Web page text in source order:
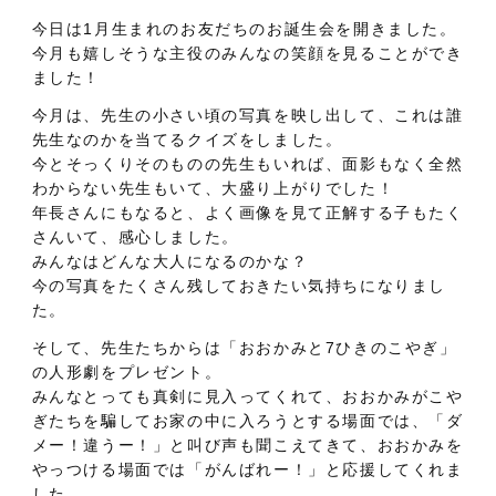
今日は1月生まれのお友だちのお誕生会を開きました。
今月も嬉しそうな主役のみんなの笑顔を見ることができ
ました！
今月は、先生の小さい頃の写真を映し出して、これは誰
先生なのかを当てるクイズをしました。
今とそっくりそのものの先生もいれば、面影もなく全然
わからない先生もいて、大盛り上がりでした！
年長さんにもなると、よく画像を見て正解する子もたく
さんいて、感心しました。
みんなはどんな大人になるのかな？
今の写真をたくさん残しておきたい気持ちになりまし
た。
そして、先生たちからは「おおかみと7ひきのこやぎ」
の人形劇をプレゼント。
みんなとっても真剣に見入ってくれて、おおかみがこや
ぎたちを騙してお家の中に入ろうとする場面では、「ダ
メー！違うー！」と叫び声も聞こえてきて、おおかみを
やっつける場面では「がんばれー！」と応援してくれま